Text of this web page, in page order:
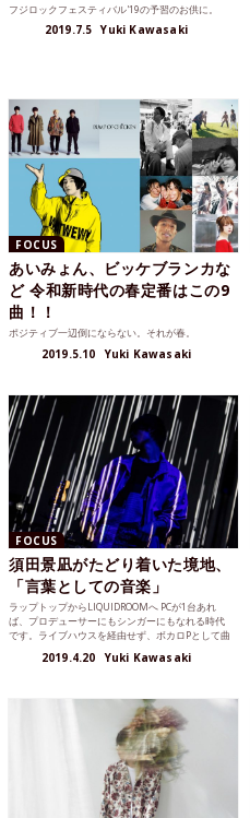
フジロックフェスティバル'19の予習のお供に。
2019.7.5 Yuki Kawasaki
FOCUS
あいみょん、ビッケブランカな
ど 令和新時代の春定番はこの9
曲！！
ポジティブ一辺倒にならない。それが春。
2019.5.10 Yuki Kawasaki
FOCUS
須田景凪がたどり着いた境地、
「言葉としての音楽」
ラップトップからLIQUIDROOMへ PCが1台あれ
ば、プロデューサーにもシンガーにもなれる時代
です。ライブハウスを経由せず、ボカロPとして曲
2019.4.20 Yuki Kawasaki